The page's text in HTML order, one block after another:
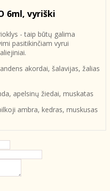
6ml, vyriški
- taip būtų galima
pasitikinčiam vyrui
akordai, šalavijas, žalias
apelsinų žiedai, muskatas
ambra, kedras, muskusas